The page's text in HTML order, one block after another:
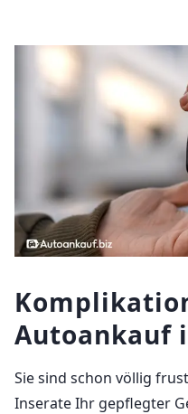
Autoankauf
Sie sind schon völlig
Inserate Ihr gepflegter